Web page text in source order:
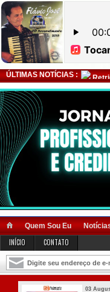
ÚLTIMAS NOTÍCIAS :
Quem Sou Eu
INÍCIO CONTATO
03